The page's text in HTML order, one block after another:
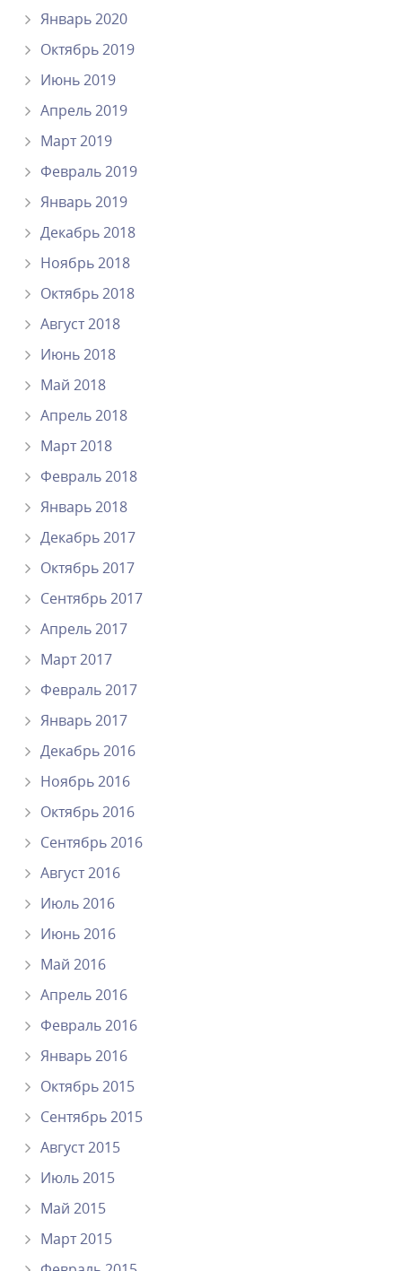
Январь 2020
Октябрь 2019
Июнь 2019
Апрель 2019
Март 2019
Февраль 2019
Январь 2019
Декабрь 2018
Ноябрь 2018
Октябрь 2018
Август 2018
Июнь 2018
Май 2018
Апрель 2018
Март 2018
Февраль 2018
Январь 2018
Декабрь 2017
Октябрь 2017
Сентябрь 2017
Апрель 2017
Март 2017
Февраль 2017
Январь 2017
Декабрь 2016
Ноябрь 2016
Октябрь 2016
Сентябрь 2016
Август 2016
Июль 2016
Июнь 2016
Май 2016
Апрель 2016
Февраль 2016
Январь 2016
Октябрь 2015
Сентябрь 2015
Август 2015
Июль 2015
Май 2015
Март 2015